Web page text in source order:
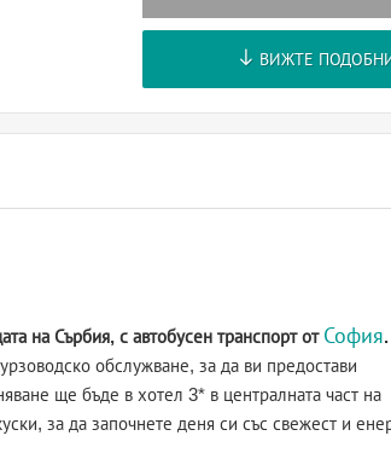
ВИЖТЕ
на Сърбия, с автобусен транспорт от София.
обслужване, за да ви предостави
ще бъде в хотел 3* в централната част на
за да започнете деня си със свежест и